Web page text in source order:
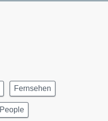
Fernsehen
People